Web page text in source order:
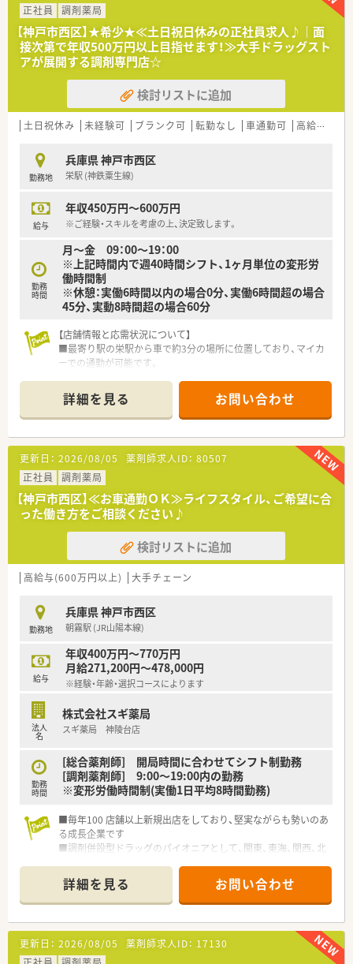
正社員
調剤薬局
【神戸市西区】★希少★≪土日祝日休みの正社員求人♪｜面
接次第で年収500万円以上目指せます！≫大手ドラッグスト
アが展開する調剤専門店☆
検討リストに追加
土日祝休み 未経験可 ブランク可 転勤なし 車通勤可 高給与(600万円以上)
勤務地
兵庫県 神戸市西区
栄駅 (神鉄粟生線)
給与
年収450万円～600万円
※ご経験・スキルを考慮の上、決定致します。
勤務
時間
月～金 09：00～19：00
※上記時間内で週40時間シフト、1ヶ月単位の変形労
働時間制
※休憩：実働6時間以内の場合0分、実働6時間超の場合
45分、実動8時間超の場合60分
【店舗情報と応需状況について】
■最寄り駅の栄駅から車で約3分の場所に位置しており、マイカ
ーでの通勤が可能です。
提供しています。
■処方箋は1日約30枚で、現在は正社員薬剤師1名と事務員1名で
対応しています。
【法人特徴について】
■大阪に本社を構え、調剤併設店や総合病院前の調剤専門店を積
極的に展開しています。
■売上高に占める調剤の割合を20%にまで高める経営方針を掲
げ、事業を拡大中です。
■患者様へのカウンセリングを重視しており、コミュニケーショ
ンを大切にする社風です。
【求人情報について】
■正社員として土日祝日がお休みという、大変貴重な勤務体系の
■全店舗に調剤監査システムを導入しており、安心して業務に取
り組める環境を整備しています。
■ドラッグストア併設店舗のため、調剤だけでなくOTCの知識や
スキルも磨くことができます。
【想定される業務内容】
■保険調剤業務全般として、処方箋監査や調剤、丁寧な服薬指導
■1人あたりの処方箋枚数は約20枚と、ゆとりを持って患者様と
向き合うことができます。
人業務に集中できます。
詳細を見る お問い合わせ
更新日： 2026/08/05 薬剤師求人ID： 80507
正社員
調剤薬局
【神戸市西区】≪お車通勤ＯＫ≫ライフスタイル、ご希望に合
った働き方をご相談ください♪
検討リストに追加
高給与(600万円以上) 大手チェーン
勤務地
兵庫県 神戸市西区
朝霧駅 (JR山陽本線)
給与
年収400万円～770万円
月給271,200円～478,000円
※経験・年齢・選択コースによります
法人
名
株式会社スギ薬局
スギ薬局 神陵台店
勤務
時間
[総合薬剤師] 開局時間に合わせてシフト制勤務
[調剤薬剤師] 9:00～19:00内の勤務
※変形労働時間制(実働1日平均8時間勤務)
■毎年100 店舗以上新規出店をしており、堅実ながらも勢いのあ
る成長企業です
■調剤併設型ドラッグのパイオニアとして、関東、東海、関西、北
■研修制度は様々なプランがあり、集合研修だけでなく任意で受
講可能な研修も幅広く用意されています
■店舗で活躍する従業員、社外で活躍する従業員、将来経営幹部
となる従業員など、薬剤師として様々な活躍ができるフィールド
を用意されています
■総合薬剤師・調剤薬剤師（土日休み・19時までの勤務）どちらか
詳細を見る お問い合わせ
更新日： 2026/08/05 薬剤師求人ID： 17130